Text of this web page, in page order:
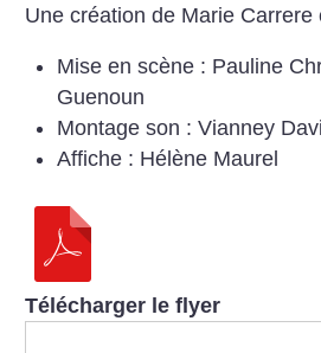
Une création de Marie
Mise en scène : Pauline
Guenoun
Montage son : Vianney
Affiche : Hélène Maurel
Télécharger le flyer